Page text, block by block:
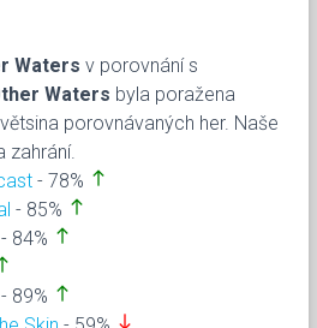
Waters v porovnání s
Waters byla poražena
porovnávaných her. Naše
zahrání.
- 78% north
- 85% north
- 84% north
- 89% north
south